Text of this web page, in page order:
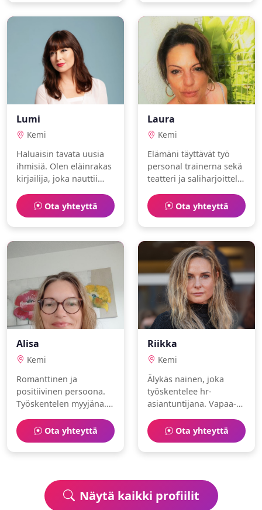
Lumi
Kemi
Haluaisin tavata uusia
ihmisiä. Olen eläinrakas
kirjailija, joka nauttii
Ota yhteyttä
Laura
Kemi
Elämäni täyttävät työ
personal trainerna sekä
teatteri ja saliharjoittelu.
ja iloinen.Ota yhteyttä
Alisa
Kemi
Romanttinen ja
positiivinen persoona.
Työskentelen myyjäna.
kahvilat ja kokkaus.
Ota yhteyttä
Riikka
Kemi
Älykäs nainen, joka
työskentelee hr-
asiantuntijana. Vapaa-
taide parissa.Ota yhteyttä
Näytä kaikki profiilit